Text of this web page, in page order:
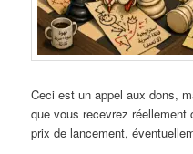
Ceci est un appel aux dons,
que vous recevrez
prix de lancement,